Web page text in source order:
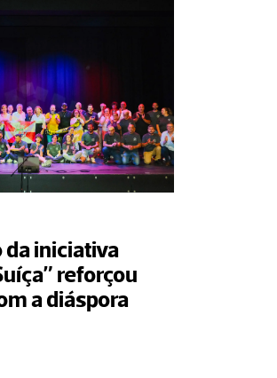
da iniciativa
reforçou
a diáspora